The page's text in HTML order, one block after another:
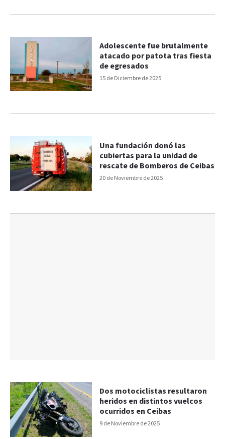
15 de Diciembre de 2025
Adolescente fue brutalmente
atacado por patota tras fiesta
de egresados
20 de Noviembre de 2025
Una fundación donó las
cubiertas para la unidad de
rescate de Bomberos de Ceibas
9 de Noviembre de 2025
Dos motociclistas resultaron
heridos en distintos vuelcos
ocurridos en Ceibas